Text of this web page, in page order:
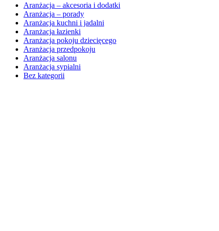
Aranżacja – akcesoria i dodatki
Aranżacja – porady
Aranżacja kuchni i jadalni
Aranżacja łazienki
Aranżacja pokoju dziecięcego
Aranżacja przedpokoju
Aranżacja salonu
Aranżacja sypialni
Bez kategorii